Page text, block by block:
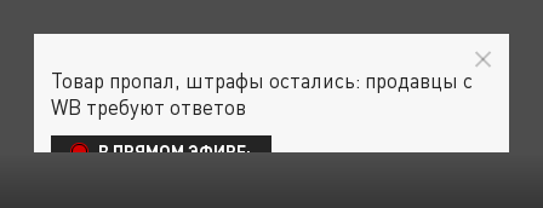
Товар пропал, штрафы остались: продавцы с
WB требуют ответов
В ПРЯМОМ ЭФИРЕ: